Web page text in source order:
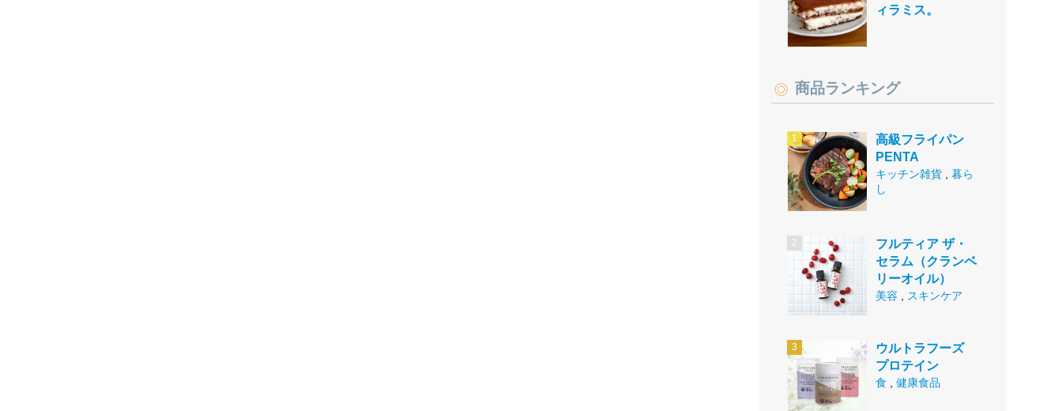
ィラミス。
商品ランキング
高級フライパン
PENTA
キッチン雑貨
暮ら
し
フルティア ザ・
セラム（クランベ
リーオイル）
美容 スキンケア
ウルトラフーズ
プロテイン
食 健康食品